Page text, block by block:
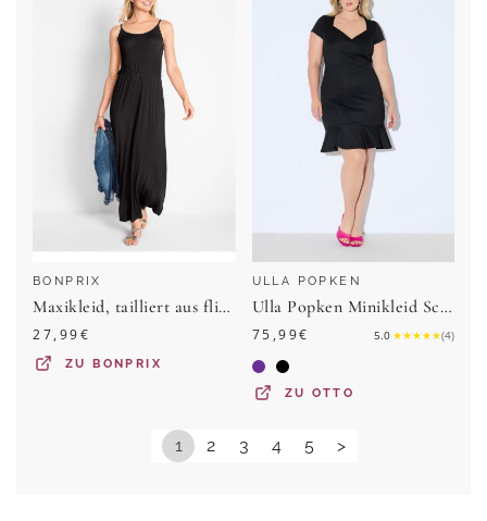
BONPRIX
Maxikleid, tailliert aus fließendem Viskose Mix
27,99€
ZUBONPRIX
ULLA POPKEN
Ulla Popken Minikleid Scubakleid leicht tailliert Herz-Ausschnitt
75,99€ 5.0 ★★★★★(4)
ZU OTTO
1 2 3 4 5 >